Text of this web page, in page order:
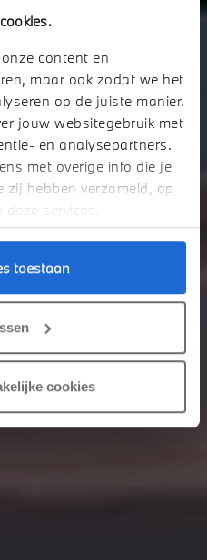
content en
maar ook zodat we het
op de juiste manier.
jouw websitegebruik met
en analysepartners.
met overige info die je
zij hebben verzameld, op
services.
toestaan
cookies
staan, de nieuwe BMW X4 kijkt er